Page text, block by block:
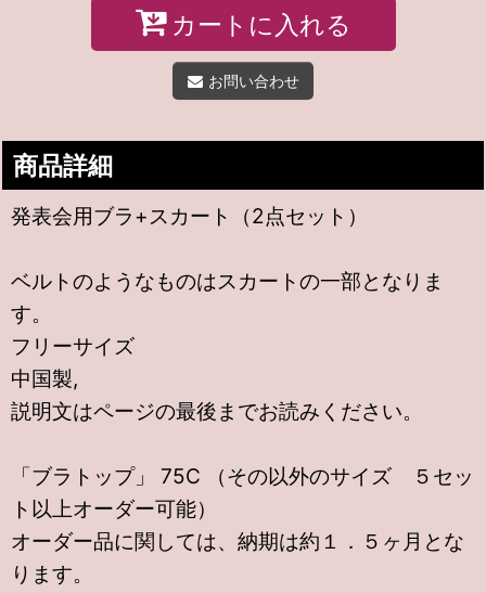
カートに入れる
お問い合わせ
商品詳細
発表会用ブラ+スカート（2点セット）
ベルトのようなものはスカートの一部となりま
す。
フリーサイズ
中国製,
説明文はページの最後までお読みください。
「ブラトップ」 75C （その以外のサイズ ５セッ
ト以上オーダー可能）
オーダー品に関しては、納期は約１．５ヶ月とな
ります。